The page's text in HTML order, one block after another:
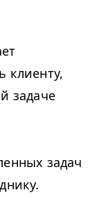
клиенту,
задаче
задач